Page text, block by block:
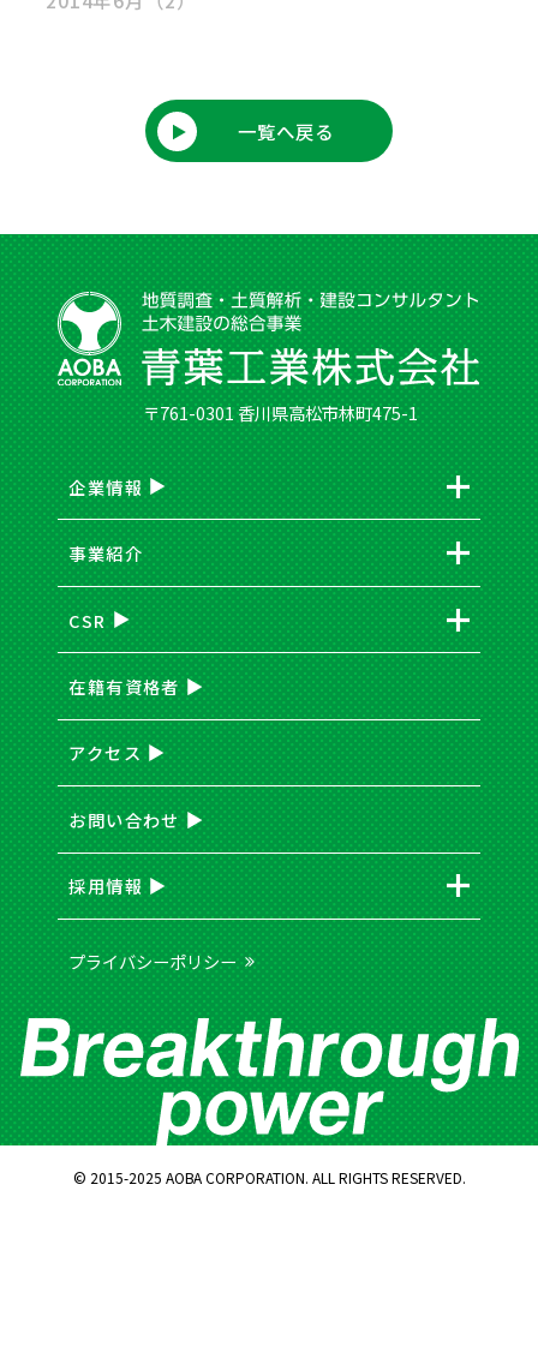
一覧へ戻る
〒761-0301 香川県高松市林町475-1
プライバシーポリシー
企業情報
事業紹介
CSR
在籍有資格者
アクセス
お問い合わせ
採用情報
© 2015-2025 AOBA CORPORATION. ALL RIGHTS RESERVED.